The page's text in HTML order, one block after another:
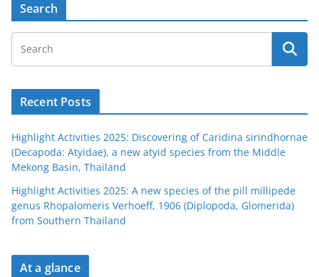
Search
Recent Posts
Highlight Activities 2025: Discovering of Caridina sirindhornae
(Decapoda: Atyidae), a new atyid species from the Middle
Mekong Basin, Thailand
Highlight Activities 2025: A new species of the pill millipede
genus Rhopalomeris Verhoeff, 1906 (Diplopoda, Glomerida)
from Southern Thailand
At a glance